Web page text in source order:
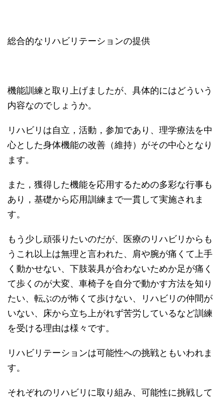
総合的なリハビリテーションの提供
機能訓練と取り上げましたが、具体的にはどういう
内容なのでしょうか。
リハビリは自立，活動，参加であり、理学療法を中
心とした身体機能の改善（維持）がその中心となり
ます。
また，獲得した機能を応用するための多彩な行事も
あり，基礎から応用訓練まで一貫して実施されま
す。
もう少し頑張りたいのだが、医療のリハビリからも
うこれ以上は無理と言われた、肩や腕が痛くて上手
く動かせない、下肢装具が合わないためか足が痛く
て歩くのが大変、車椅子を自分で動かす方法を知り
たい、転ぶのが怖くて歩けない、リハビリの仲間が
いない、床から立ち上がれず苦労しているなど訓練
を受ける理由は様々です。
リハビリテーションは可能性への挑戦ともいわれま
す。
それぞれのリハビリに取り組み、可能性に挑戦して